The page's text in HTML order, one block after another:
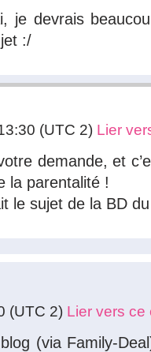
je devrais
:/
(UTC 2) Lier
demande, et
la parentalité !
le sujet de la BD
(UTC 2) Lier vers ce
(via Family-